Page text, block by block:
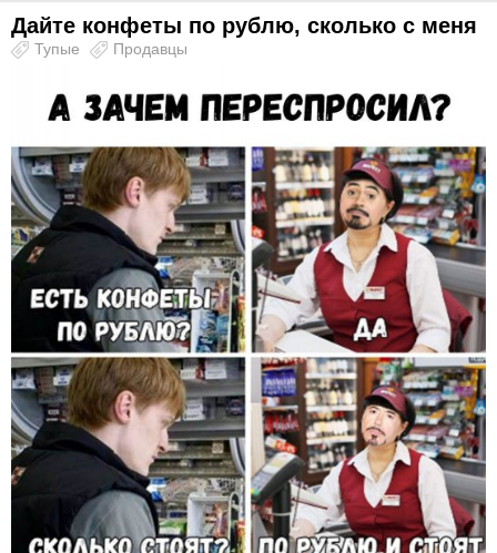
Дайте конфеты по рублю, сколько с меня
Тупые Продавцы